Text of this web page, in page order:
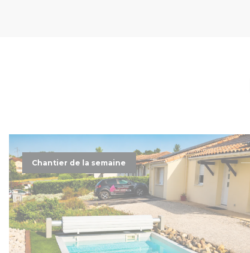
Chantier de la semaine